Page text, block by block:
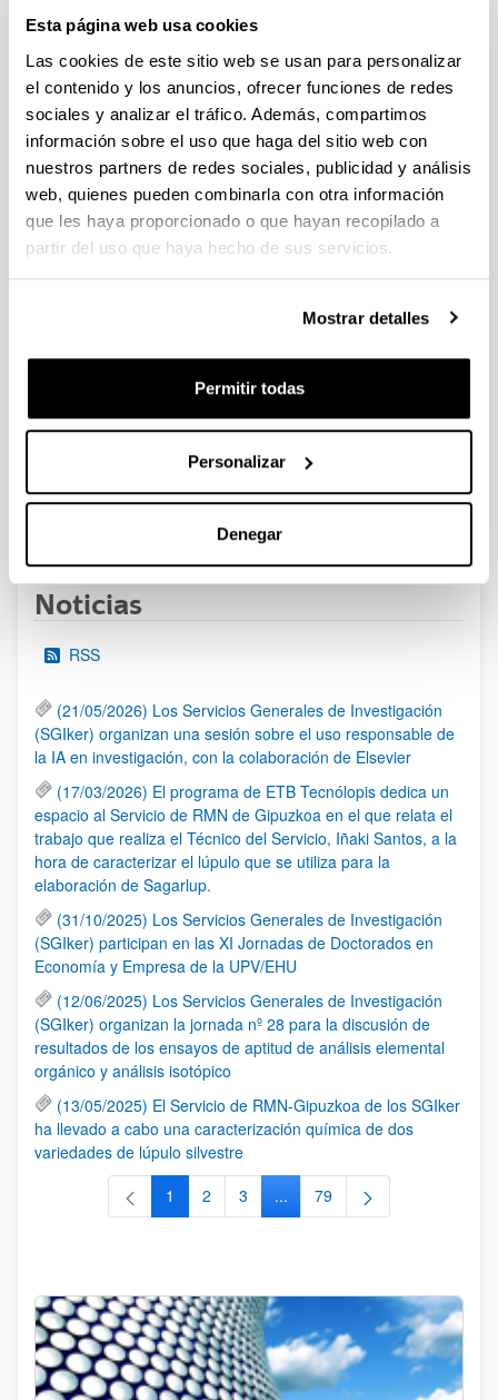
Esta página web usa cookies
Las cookies de este sitio web se usan para personalizar
el contenido y los anuncios, ofrecer funciones de redes
sociales y analizar el tráfico. Además, compartimos
información sobre el uso que haga del sitio web con
nuestros partners de redes sociales, publicidad y análisis
web, quienes pueden combinarla con otra información
que les haya proporcionado o que hayan recopilado a
partir del uso que haya hecho de sus servicios.
Mostrar detalles
Permitir todas
Personalizar
Denegar
30/05/2023 a las 18:00, hora peninsular. Ver documento de
procedimiento interno.
Fundación BBVA: Becas Leonardo a investigadores en
Física
Se han publicado la convocatoria. El plazo para presentar las
solicitudes finaliza el 28/02/2023 a las 18:00
PIFG22/40: “Modelización fotoquímica de la contaminación
por ozono y precursores en atmósfera”,
Plazo de presentación cerrado: 10/01/2023 - 30/01/2023 23:59
15/02/2023 Se ha publicado la propuesta de adjudicación
Plazo de presentación cerrado: 24/01/2023 - 07/02/2023 14:00
El plazo para presentar las solicitudes finaliza el 07/02/2023 a
Páginas intermedias Use TAB para desplazarse.
PáginaPágina
Noticias
RSS
(21/05/2026) Los Servicios Generales de Investigación
(SGIker) organizan una sesión sobre el uso responsable de
la IA en investigación, con la colaboración de Elsevier
(17/03/2026) El programa de ETB Tecnólopis dedica un
espacio al Servicio de RMN de Gipuzkoa en el que relata el
trabajo que realiza el Técnico del Servicio, Iñaki Santos, a la
hora de caracterizar el lúpulo que se utiliza para la
elaboración de Sagarlup.
(31/10/2025) Los Servicios Generales de Investigación
(SGIker) participan en las XI Jornadas de Doctorados en
Economía y Empresa de la UPV/EHU
(12/06/2025) Los Servicios Generales de Investigación
(SGIker) organizan la jornada nº 28 para la discusión de
resultados de los ensayos de aptitud de análisis elemental
orgánico y análisis isotópico
(13/05/2025) El Servicio de RMN-Gipuzkoa de los SGIker
ha llevado a cabo una caracterización química de dos
variedades de lúpulo silvestre
Página
1 Página
2 Página
3 ...Páginas intermedias Use TAB
Página
79